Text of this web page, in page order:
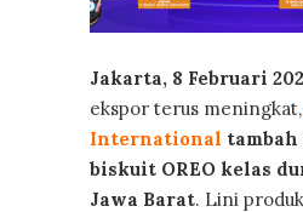
Jakarta, 8 Februari
ekspor terus meningkat,
International
biskuit OREO kelas
Jawa Barat. Lini